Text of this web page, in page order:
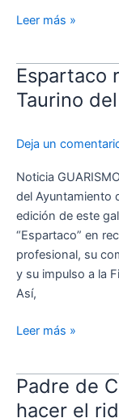
Leer más »
Espartaco
Taurino
Deja un
Noticia
del Ayuntamiento
edición de este
“Espartaco” en
profesional, su
y su impulso a la
Así,
Espartaco
recibe
el
Premio
Taurino
del
Ayuntamiento
de
Sevilla
Leer más »
Padre de
hacer el
Padre
de